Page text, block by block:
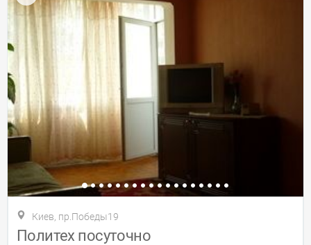
Киев, пр.Победы19
Политех посуточно